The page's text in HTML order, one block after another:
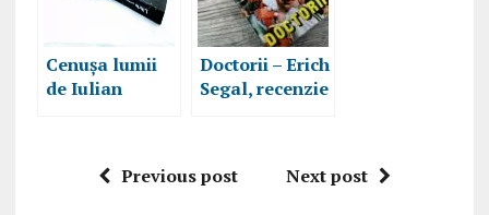
Cenușa lumii
de Iulian
Doctorii – Erich
Segal, recenzie
Previous post Next post